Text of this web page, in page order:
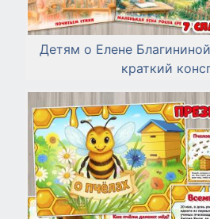
Детям о Елене
краткий